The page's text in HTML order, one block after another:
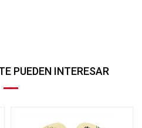
PUEDEN INTERESAR